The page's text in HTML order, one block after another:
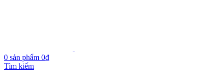
0 sản phẩm 0₫
Tìm kiếm